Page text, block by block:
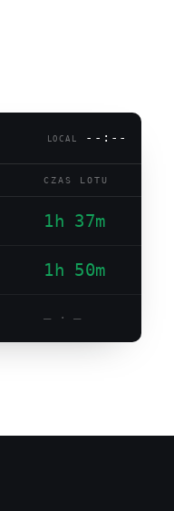
LOCAL --:--
CZAS LOTU
1h 37m
1h 50m
— · —